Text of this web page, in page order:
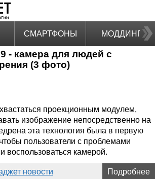
СМАРТФОНЫ МОДДИНГ
- камера для людей с
(3 фото)
проекционным модулем,
изображение непосредственно на
эта технология была в первую
пользователи с проблемами
воспользоваться камерой.
новости Подробнее